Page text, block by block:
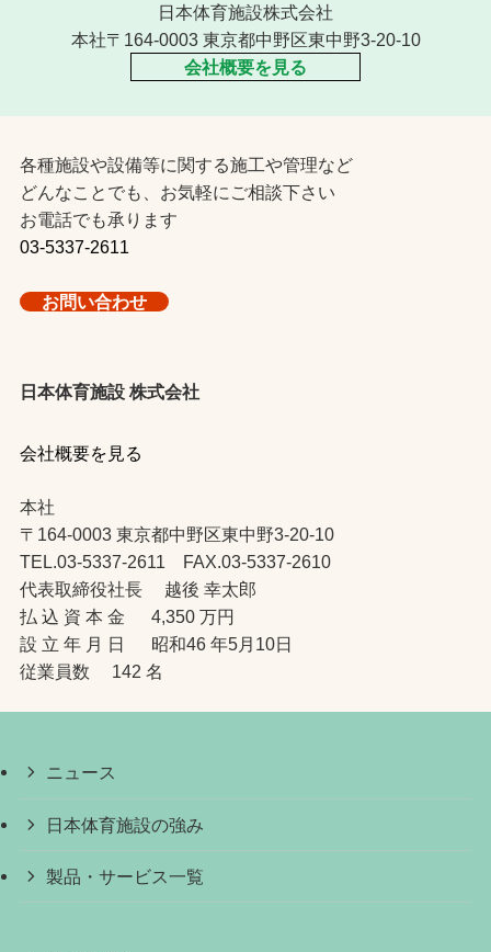
日本体育施設株式会社
本社〒164-0003 東京都中野区東中野3-20-10
会社概要を見る
各種施設や設備等に関する施工や管理など
どんなことでも、お気軽にご相談下さい
お電話でも承ります
03-5337-2611
お問い合わせ
日本体育施設 株式会社
会社概要を見る
本社
〒164-0003 東京都中野区東中野3-20-10
TEL.03-5337-2611 FAX.03-5337-2610
代表取締役社長 越後 幸太郎
払 込 資 本 金 4,350 万円
設 立 年 月 日 昭和46 年5月10日
従業員数 142 名
ニュース
日本体育施設の強み
製品・サービス一覧